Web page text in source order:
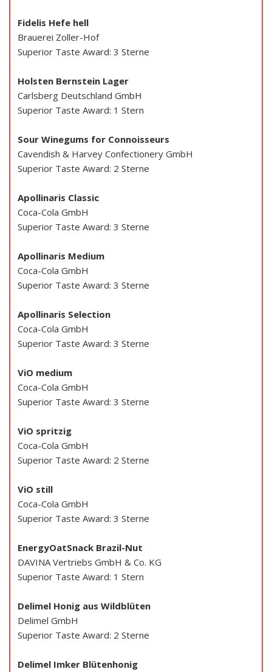
Fidelis Hefe hell
Brauerei Zoller-Hof
Superior Taste Award: 3 Sterne
Holsten Bernstein Lager
Carlsberg Deutschland GmbH
Superior Taste Award: 1 Stern
Sour Winegums for Connoisseurs
Cavendish & Harvey Confectionery GmbH
Superior Taste Award: 2 Sterne
Apollinaris Classic
Coca-Cola GmbH
Superior Taste Award: 3 Sterne
Apollinaris Medium
Coca-Cola GmbH
Superior Taste Award: 3 Sterne
Apollinaris Selection
Coca-Cola GmbH
Superior Taste Award: 3 Sterne
ViO medium
Coca-Cola GmbH
Superior Taste Award: 3 Sterne
ViO spritzig
Coca-Cola GmbH
Superior Taste Award: 2 Sterne
ViO still
Coca-Cola GmbH
Superior Taste Award: 3 Sterne
EnergyOatSnack Brazil-Nut
DAVINA Vertriebs GmbH & Co. KG
Superior Taste Award: 1 Stern
Delimel Honig aus Wildblüten
Delimel GmbH
Superior Taste Award: 2 Sterne
Delimel Imker Blütenhonig